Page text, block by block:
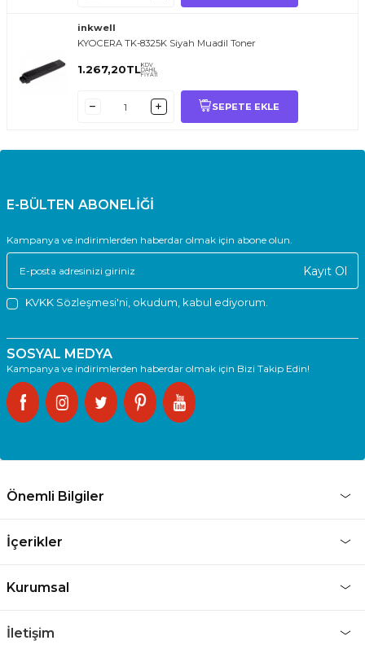
inkwell
KYOCERA TK-8325K Siyah Muadil Toner
1.267,20TLKDV
DAHİL
FİYATI
SEPETE EKLE
E-BÜLTEN ABONELİĞİ
Kampanya ve indirimlerden haberdar olmak için abone olun.
Kayıt Ol
KVKK Sözleşmesi'ni, okudum, kabul ediyorum.
SOSYAL MEDYA
Kampanya ve indirimlerden haberdar olmak için Bizi Takip Edin!
Önemli Bilgiler
İçerikler
Kurumsal
İletişim